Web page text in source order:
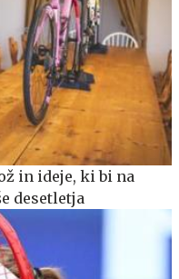
in ideje, ki bi na
desetletja